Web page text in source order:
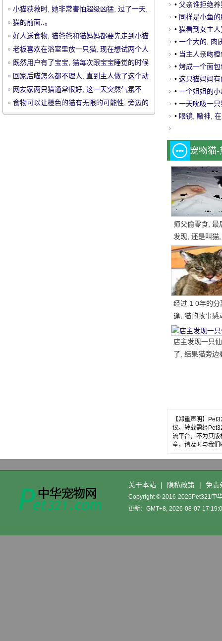
宠
是.....。
• 父亲谁拒绝
碰我亲爱的
• 同样是小鱼
温暖的哭泣..。
• 猫看到女主
• 一个大的, 肉
• 当主人亲吻
• 烤成一个面
• 这只猫妈妈
子长大的, 但..
• 一个姐姐的
盒成了一只猫,
• 一天吮吸一
• 眼镜, 赌神,
宠物猫
师父偷零食, 最
发现, 还是叫猫
一块, 结果.....。
经过 1 0年的分
逢, 猫的故事感
国网民
店主发现一只
了, 结果猫旁边
【郑重声明】
议。转载需经
流平台，不为其
章，请及时与我
猫吗？
界!
小猫获救时, 她非常害怕超级凶猛, 过了一天,
它的变化已经融化了人们.....。
猫的前面..。
好人送食物, 猫爸爸和猫妈妈都要先走到小猫
一边吃.....。
老板喜欢在浴室里放一只猫, 现在想试两个人
一起, 结果.....。
既然用户有了宝宝, 猫每次跟宝宝睡觉的时候
一起睡, 那么暖和.....。
回家后喵怎么都不理人, 直到主人做了这个动
作, 瞬间绽放!
网友家两只猫通常很好, 这一天突然气氛不
好, 准备过去的续集, 结果.....。
食物可以让橙色的猫有无限的可能性, 旁边的
黑色已经被惊呆了 ~
关于本站 | 隐私政策 | 免责
Copyright © 2016-2026Pet321中
更新：GMT+8, 2026-08-07